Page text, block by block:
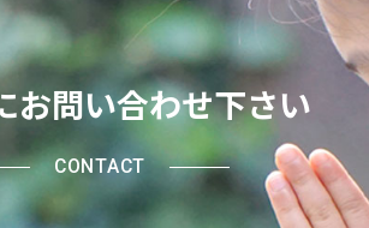
お問い合わせ下さい
CONTACT